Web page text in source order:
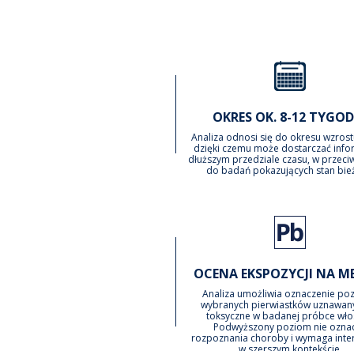
OKRES OK. 8-12
Analiza odnosi się do okresu
dzięki czemu może dostarczać
dłuższym przedziale czasu, w
do badań pokazujących stan
OCENA EKSPOZYCJI NA
Analiza umożliwia oznaczenie
wybranych pierwiastków
toksyczne w badanej próbce
Podwyższony poziom nie
rozpoznania choroby i wymaga